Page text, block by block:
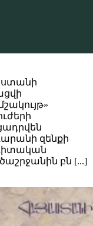
զենքի
բն [...]